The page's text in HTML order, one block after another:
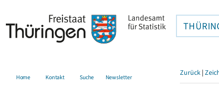
Home Kontakt Suche Newsletter Zurück |